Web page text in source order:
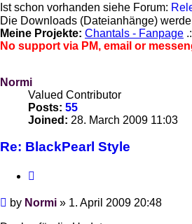
Ist schon vorhanden siehe Forum:
Die Downloads (Dateianhänge)
Meine Projekte: Chantals - Fanpage
No support via PM, email or
Normi
Valued Contributor
Posts: 55
Joined: 28. March 2009 11:03
Re: BlackPearl Style
Post
by Normi » 1. April 2009 20:48